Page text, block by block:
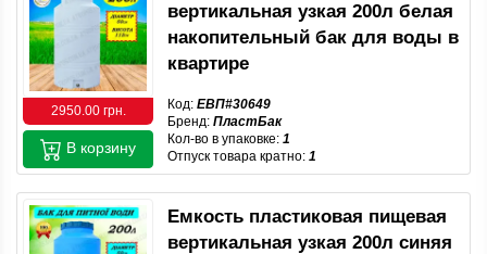
2950.00 грн.
вертикальная узкая 200л белая
накопительный бак для воды в
квартире
Код: ЕВП#30649
Бренд: ПластБак
Кол-во в упаковке: 1
Отпуск товара кратно: 1
В корзину
Емкость пластиковая пищевая
вертикальная узкая 200л синяя